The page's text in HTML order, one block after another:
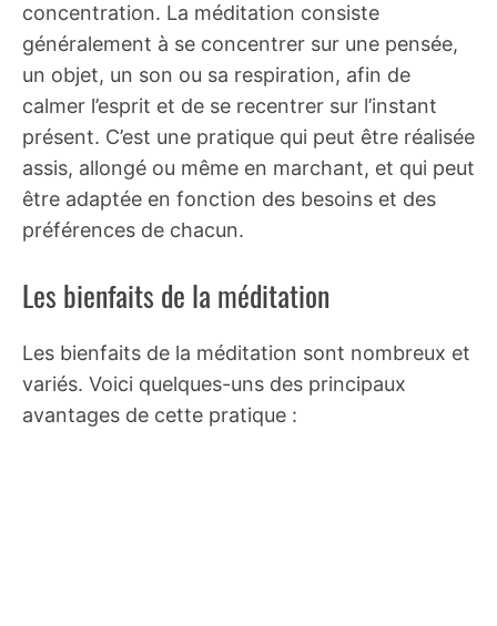
concentration. La méditation consiste
généralement à se concentrer sur une pensée,
un objet, un son ou sa respiration, afin de
calmer l’esprit et de se recentrer sur l’instant
présent. C’est une pratique qui peut être réalisée
assis, allongé ou même en marchant, et qui peut
être adaptée en fonction des besoins et des
préférences de chacun.
Les bienfaits de la méditation
Les bienfaits de la méditation sont nombreux et
variés. Voici quelques-uns des principaux
avantages de cette pratique :